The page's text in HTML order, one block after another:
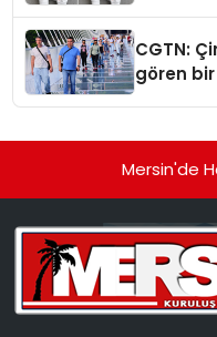
CGTN:
gören
Mersin'de